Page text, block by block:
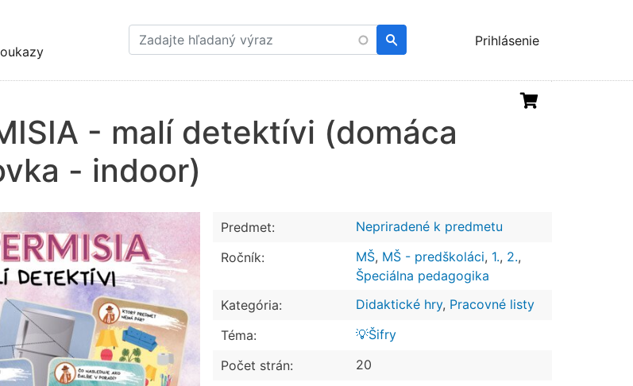
hlavný
Menu
Prihlásenie
- malí detektívi (domáca
- indoor)
Predmet:
Nepriradené k predmetu
Ročník:
MŠ, MŠ - predškoláci, 1., 2.,
Špeciálna pedagogika
Kategória:
Didaktické hry, Pracovné listy
Téma:
💡Šifry
Počet strán:
20